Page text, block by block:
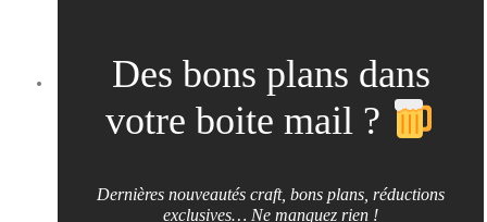
Des bons plans dans
votre boite mail ?
Dernières nouveautés craft, bons plans, réductions
exclusives… Ne manquez rien !